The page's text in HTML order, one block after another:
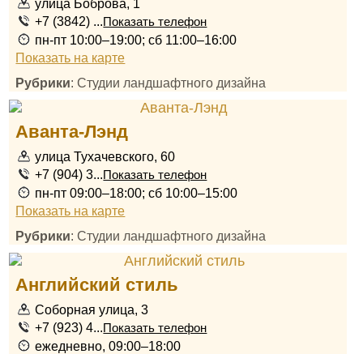
улица Боброва, 1
+7 (3842) ...Показать телефон
пн-пт 10:00–19:00; сб 11:00–16:00
Показать на карте
Рубрики: Студии ландшафтного дизайна
Аванта-Лэнд
улица Тухачевского, 60
+7 (904) 3...Показать телефон
пн-пт 09:00–18:00; сб 10:00–15:00
Показать на карте
Рубрики: Студии ландшафтного дизайна
Английский стиль
Соборная улица, 3
+7 (923) 4...Показать телефон
ежедневно, 09:00–18:00